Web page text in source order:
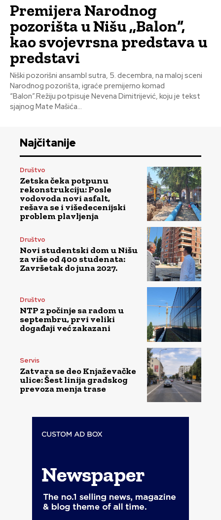
Premijera Narodnog
pozorišta u Nišu ,,Balon“,
kao svojevrsna predstava u
predstavi
Niški pozorišni ansambl sutra, 5. decembra, na maloj sceni
Narodnog pozorišta, igraće premijerno komad
“Balon”.Režiju potpisuje Nevena Dimitrijević, koju je tekst
sjajnog Mate Mašića...
Najčitanije
Društvo
Zetska čeka potpunu
rekonstrukciju: Posle
vodovoda novi asfalt,
rešava se i višedecenijski
problem plavljenja
Društvo
Novi studentski dom u Nišu
za više od 400 studenata:
Završetak do juna 2027.
Društvo
NTP 2 počinje sa radom u
septembru, prvi veliki
događaji već zakazani
Servis
Zatvara se deo Knjaževačke
ulice: Šest linija gradskog
prevoza menja trase